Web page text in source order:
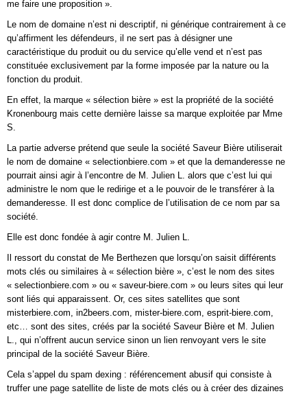
me faire une proposition ».
Le nom de domaine n’est ni descriptif, ni générique contrairement à ce
qu’affirment les défendeurs, il ne sert pas à désigner une
caractéristique du produit ou du service qu’elle vend et n’est pas
constituée exclusivement par la forme imposée par la nature ou la
fonction du produit.
En effet, la marque « sélection bière » est la propriété de la société
Kronenbourg mais cette dernière laisse sa marque exploitée par Mme
S.
La partie adverse prétend que seule la société Saveur Bière utiliserait
le nom de domaine « selectionbiere.com » et que la demanderesse ne
pourrait ainsi agir à l’encontre de M. Julien L. alors que c’est lui qui
administre le nom que le redirige et a le pouvoir de le transférer à la
demanderesse. Il est donc complice de l’utilisation de ce nom par sa
société.
Elle est donc fondée à agir contre M. Julien L.
Il ressort du constat de Me Berthezen que lorsqu’on saisit différents
mots clés ou similaires à « sélection bière », c’est le nom des sites
« selectionbiere.com » ou « saveur-biere.com » ou leurs sites qui leur
sont liés qui apparaissent. Or, ces sites satellites que sont
misterbiere.com, in2beers.com, mister-biere.com, esprit-biere.com,
etc… sont des sites, créés par la société Saveur Bière et M. Julien
L., qui n’offrent aucun service sinon un lien renvoyant vers le site
principal de la société Saveur Bière.
Cela s’appel du spam dexing : référencement abusif qui consiste à
truffer une page satellite de liste de mots clés ou à créer des dizaines